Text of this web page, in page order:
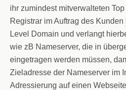
ihr zumindest mitverwalteten
Registrar im Auftrag des
Level Domain und verlangt
wie zB Nameserver, die in
eingetragen werden müssen,
Zieladresse der Nameserver im
Adressierung auf einen